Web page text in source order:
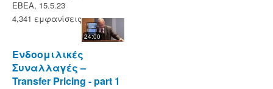
ΕΒΕΑ, 15.5.23
4,341 εμφανίσεις
24:00
Ενδοομιλικές
Συναλλαγές –
Transfer Pricing - part 1